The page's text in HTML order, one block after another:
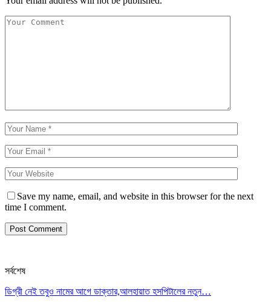
Save my name, email, and website in this browser for the next
time I comment.
সর্বশেষ
ডিগ্রী নেই তবুও নামের আগে ডাক্তার,আলহায়াত হসপিটালের নতুন…